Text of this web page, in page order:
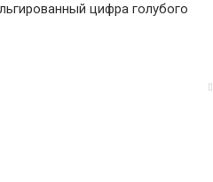
цифра голубого